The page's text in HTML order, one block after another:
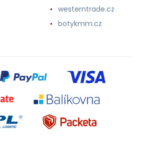
westerntrade.cz
botykmm.cz